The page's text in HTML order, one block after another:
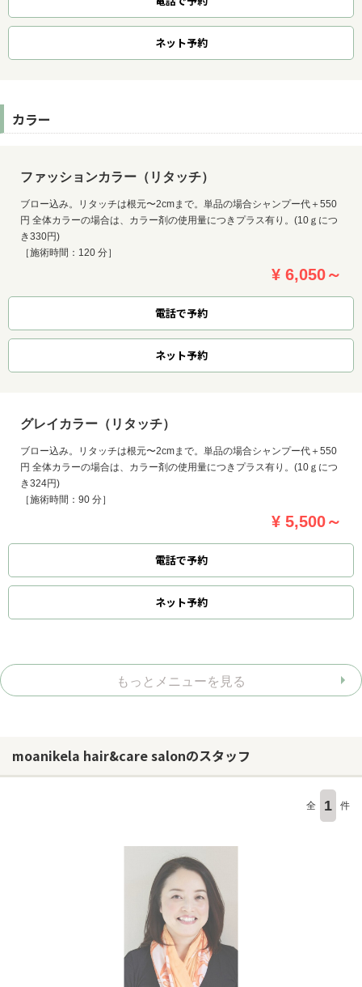
ネット予約
カラー
ファッションカラー（リタッチ）
ブロー込み。リタッチは根元〜2cmまで。単品の場合シャンプー代＋550
円 全体カラーの場合は、カラー剤の使用量につきプラス有り。(10ｇにつ
き330円)
［施術時間：120 分］
¥ 6,050～
電話で予約
ネット予約
グレイカラー（リタッチ）
ブロー込み。リタッチは根元〜2cmまで。単品の場合シャンプー代＋550
円 全体カラーの場合は、カラー剤の使用量につきプラス有り。(10ｇにつ
き324円)
［施術時間：90 分］
¥ 5,500～
電話で予約
ネット予約
もっとメニューを見る
moanikela hair&care salonのスタッフ
全 1 件